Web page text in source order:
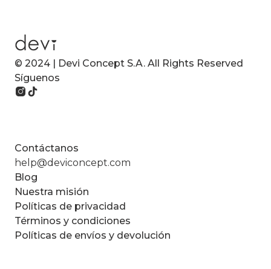
© 2024 | Devi Concept S.A. All Rights Reserved
Síguenos
Contáctanos
help@deviconcept.com
Blog
Nuestra misión
Políticas de privacidad
Términos y condiciones
Políticas de envíos y devolución